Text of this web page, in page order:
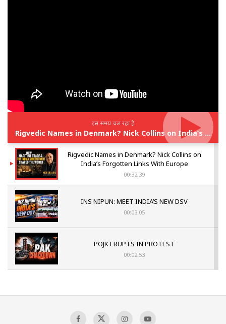
इस समय चल रहा है
Rigvedic Names in Denmark? Nick Collins on India’s Forgotten Links With Europe
Rigvedic Names in Denmark? Nick Collins on
India’s Forgotten Links With Europe
00:32:39
INS NIPUN: MEET INDIA’S NEW DSV
00:03:05
POJK ERUPTS IN PROTEST
00:02:53
Sagar